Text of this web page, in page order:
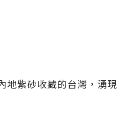
地紫砂收藏的台灣，湧